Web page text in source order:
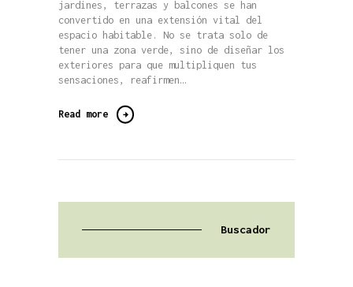
jardines, terrazas y balcones se han
convertido en una extensión vital del
espacio habitable. No se trata solo de
tener una zona verde, sino de diseñar los
exteriores para que multipliquen tus
sensaciones, reafirmen…
Read more
Buscador